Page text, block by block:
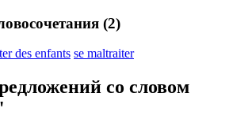
(2)
des enfants se maltraiter
со словом